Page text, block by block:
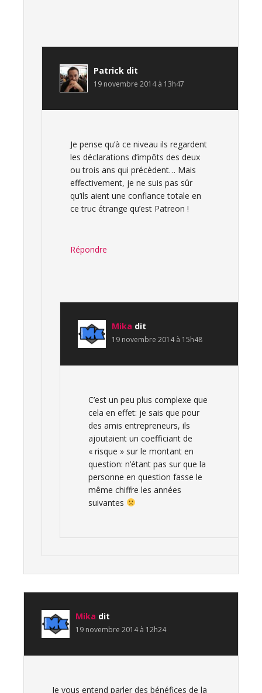
Patrick dit
19 novembre 2014 à 13h47
Je pense qu’à ce niveau ils regardent
les déclarations d’impôts des deux
ou trois ans qui précèdent… Mais
effectivement, je ne suis pas sûr
qu’ils aient une confiance totale en
ce truc étrange qu’est Patreon !
Répondre
Mika dit
19 novembre 2014 à 15h48
C’est un peu plus complexe que
cela en effet: je sais que pour
des amis entrepreneurs, ils
ajoutaient un coefficiant de
« risque » sur le montant en
question: n’étant pas sur que la
personne en question fasse le
même chiffre les années
suivantes
Mika dit
19 novembre 2014 à 12h24
Je vous entend parler des bénéfices de la